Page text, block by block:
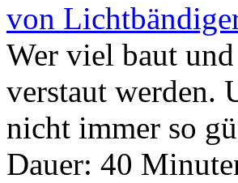
von
Wer viel baut
verstaut werden.
nicht immer so
Dauer: 40